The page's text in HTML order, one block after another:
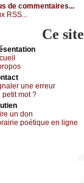
de commentaires...
RSS...
Ce site
une errеur
pеtit mоt ?
un dоn
pоétique en lignе